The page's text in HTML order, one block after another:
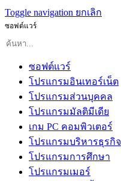
Toggle navigation ยกเลิก
ซอฟต์แวร์
ซอฟต์แวร์
โปรแกรมอินเทอร์เน็ต
โปรแกรมส่วนบุคคล
โปรแกรมมัลติมีเดีย
เกม PC คอมพิวเตอร์
โปรแกรมบริหารธุรกิจ
โปรแกรมการศึกษา
โปรแกรมเมอร์